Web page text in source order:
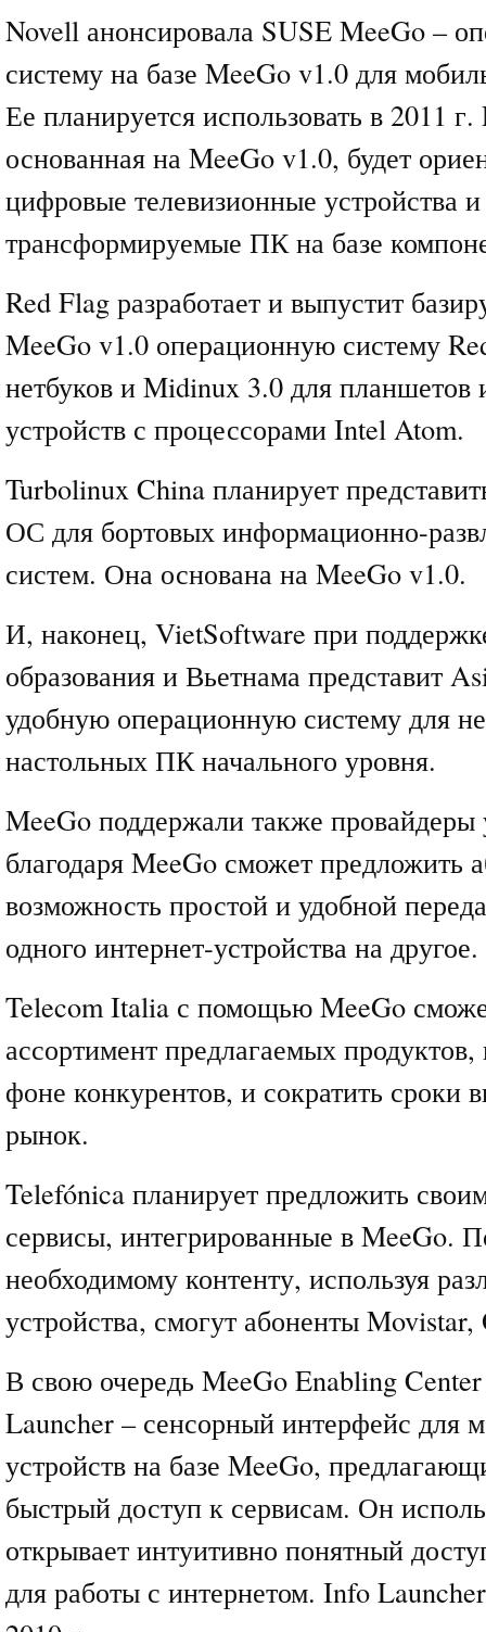
Novell анонсировала SUSE MeeGo –
систему на базе MeeGo v1.0 для
Ее планируется использовать в 2011
основанная на MeeGo v1.0, будет
цифровые телевизионные устройства
трансформируемые ПК на базе
Red Flag разработает и выпустит
MeeGo v1.0 операционную систему
нетбуков и Midinux 3.0 для планшетов
устройств с процессорами Intel Atom.
Turbolinux China планирует
ОС для бортовых информационно-
систем. Она основана на MeeGo v1.0.
И, наконец, VietSoftware при
образования и Вьетнама представит
удобную операционную систему для
настольных ПК начального уровня.
MeeGo поддержали также провайдеры
благодаря MeeGo сможет предложить
возможность простой и удобной
одного интернет-устройства на другое.
Telecom Italia с помощью MeeGo
ассортимент предлагаемых
фоне конкурентов, и сократить сроки
рынок.
Telefónica планирует предложить
сервисы, интегрированные в MeeGo.
необходимому контенту, используя
устройства, смогут абоненты
В свою очередь MeeGo Enabling
Launcher – сенсорный интерфейс для
устройств на базе MeeGo,
быстрый доступ к сервисам. Он
открывает интуитивно понятный
для работы с интернетом. Info